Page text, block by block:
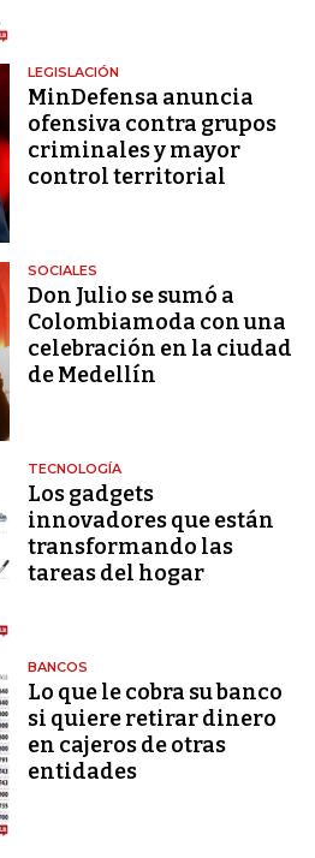
LEGISLACIÓN
MinDefensa anuncia
ofensiva contra grupos
criminales y mayor
control territorial
SOCIALES
Don Julio se sumó a
Colombiamoda con una
celebración en la ciudad
de Medellín
TECNOLOGÍA
Los gadgets
innovadores que están
transformando las
tareas del hogar
BANCOS
Lo que le cobra su banco
si quiere retirar dinero
en cajeros de otras
entidades